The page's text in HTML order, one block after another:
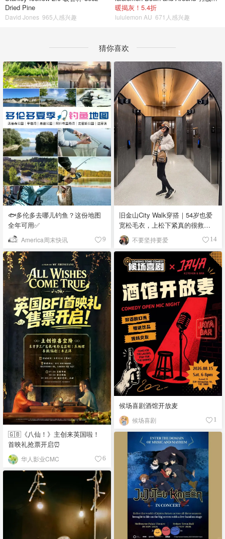
Dried Pine
David Jones 965人感兴趣
暖揭灰！5.4折
lululemon AU 671人感兴趣
猜你喜欢
🐟多伦多去哪儿钓鱼？这份地图
全年可用✅
America周末快讯 9
旧金山City Walk穿搭｜54岁也爱
宽松毛衣，上松下紧真的很救比
例
不要坚持要爱 14
🇬🇧《八仙！》主创来英国啦！
首映礼抢票开启⏰
华人影业CMC 6
候场喜剧酒馆开放麦
候场喜剧 1